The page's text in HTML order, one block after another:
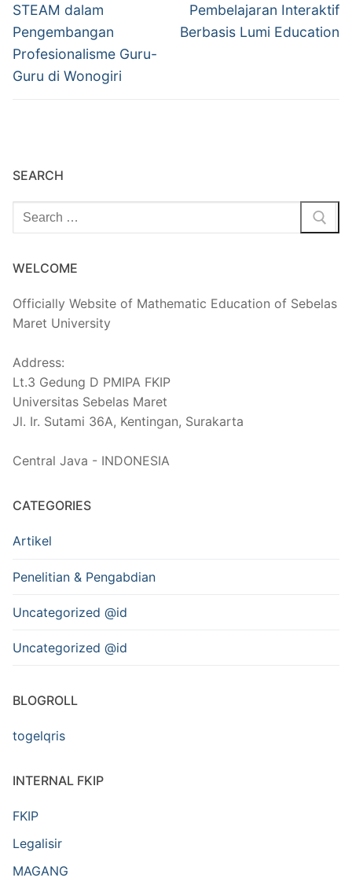
STEAM dalam
Pengembangan
Profesionalisme Guru-
Guru di Wonogiri
Pembelajaran Interaktif
Berbasis Lumi Education
SEARCH
Cari:
WELCOME
Officially Website of Mathematic Education of Sebelas
Maret University
Address:
Lt.3 Gedung D PMIPA FKIP
Universitas Sebelas Maret
Jl. Ir. Sutami 36A, Kentingan, Surakarta
Central Java - INDONESIA
CATEGORIES
Artikel
Penelitian & Pengabdian
Uncategorized @id
Uncategorized @id
BLOGROLL
togelqris
INTERNAL FKIP
FKIP
Legalisir
MAGANG